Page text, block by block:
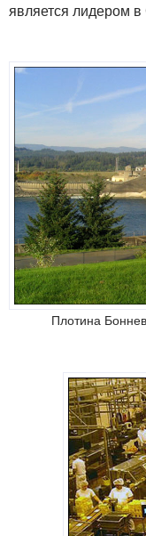
является лидером
Плотина